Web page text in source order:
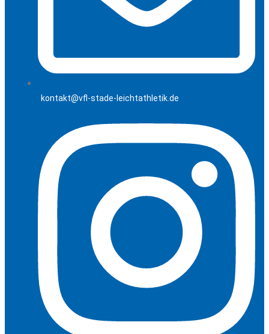
kontakt@vfl-stade-leichtathletik.de